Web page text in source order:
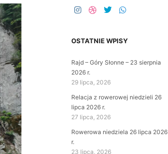
OSTATNIE WPISY
Rajd – Góry Słonne – 23 sierpnia
2026 r.
29 lipca, 2026
Relacja z rowerowej niedzieli 26
lipca 2026 r.
27 lipca, 2026
Rowerowa niedziela 26 lipca 2026
r.
23 lipca, 2026